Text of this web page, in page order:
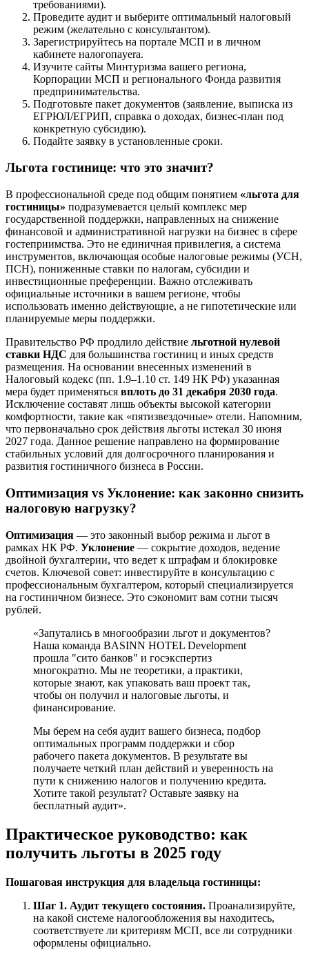
требованиями).
Проведите аудит и выберите оптимальный налоговый
режим (желательно с консультантом).
Зарегистрируйтесь на портале МСП и в личном
кабинете налогопayerа.
Изучите сайты Минтуризма вашего региона,
Корпорации МСП и регионального Фонда развития
предпринимательства.
Подготовьте пакет документов (заявление, выписка из
ЕГРЮЛ/ЕГРИП, справка о доходах, бизнес-план под
конкретную субсидию).
Подайте заявку в установленные сроки.
Льгота гостинице: что это значит?
В профессиональной среде под общим понятием «льгота для
гостиницы» подразумевается целый комплекс мер
государственной поддержки, направленных на снижение
финансовой и административной нагрузки на бизнес в сфере
гостеприимства. Это не единичная привилегия, а система
инструментов, включающая особые налоговые режимы (УСН,
ПСН), пониженные ставки по налогам, субсидии и
инвестиционные преференции. Важно отслеживать
официальные источники в вашем регионе, чтобы
использовать именно действующие, а не гипотетические или
планируемые меры поддержки.
Правительство РФ продлило действие льготной нулевой
ставки НДС для большинства гостиниц и иных средств
размещения. На основании внесенных изменений в
Налоговый кодекс (пп. 1.9–1.10 ст. 149 НК РФ) указанная
мера будет применяться вплоть до 31 декабря 2030 года.
Исключение составят лишь объекты высокой категории
комфортности, такие как «пятизвездочные» отели. Напомним,
что первоначально срок действия льготы истекал 30 июня
2027 года. Данное решение направлено на формирование
стабильных условий для долгосрочного планирования и
развития гостиничного бизнеса в России.
Оптимизация vs Уклонение: как законно снизить
налоговую нагрузку?
Оптимизация — это законный выбор режима и льгот в
рамках НК РФ. Уклонение — сокрытие доходов, ведение
двойной бухгалтерии, что ведет к штрафам и блокировке
счетов. Ключевой совет: инвестируйте в консультацию с
профессиональным бухгалтером, который специализируется
на гостиничном бизнесе. Это сэкономит вам сотни тысяч
рублей.
«Запутались в многообразии льгот и документов?
Наша команда BASINN HOTEL Development
прошла "сито банков" и госэкспертиз
многократно. Мы не теоретики, а практики,
которые знают, как упаковать ваш проект так,
чтобы он получил и налоговые льготы, и
финансирование.
Мы берем на себя аудит вашего бизнеса, подбор
оптимальных программ поддержки и сбор
рабочего пакета документов. В результате вы
получаете четкий план действий и уверенность на
пути к снижению налогов и получению кредита.
Хотите такой результат? Оставьте заявку на
бесплатный аудит».
Практическое руководство: как
получить льготы в 2025 году
Пошаговая инструкция для владельца гостиницы:
Шаг 1. Аудит текущего состояния. Проанализируйте,
на какой системе налогообложения вы находитесь,
соответствуете ли критериям МСП, все ли сотрудники
оформлены официально.